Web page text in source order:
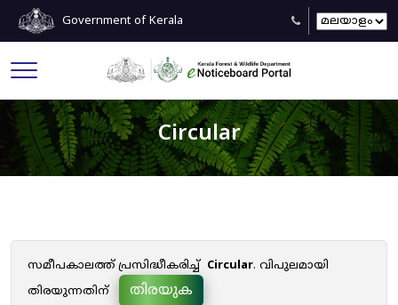
Government of Kerala
Circular
സമീപകാലത്ത് പ്രസിദ്ധീകരിച്ച് Circular. വിപുലമായി
തിരയുന്നതിന്
തിരയുക